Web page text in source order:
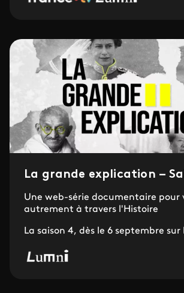
La grande explication –
Une web-série documentaire pour
autrement à travers l'Histoire
La saison 4, dès le 6 septembre sur